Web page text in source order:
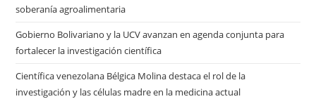
soberanía agroalimentaria
Gobierno Bolivariano y la UCV avanzan en agenda conjunta para
fortalecer la investigación científica
Científica venezolana Bélgica Molina destaca el rol de la
investigación y las células madre en la medicina actual